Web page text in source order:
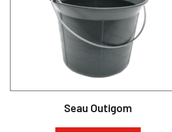
Seau Outigom